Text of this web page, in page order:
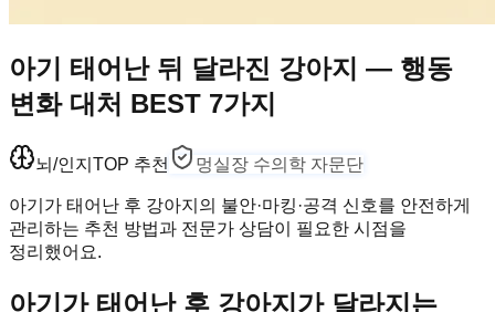
아기 태어난 뒤 달라진 강아지 — 행동
변화 대처 BEST 7가지
뇌/인지 TOP 추천 멍실장 수의학 자문단
아기가 태어난 후 강아지의 불안·마킹·공격 신호를 안전하게
관리하는 추천 방법과 전문가 상담이 필요한 시점을
정리했어요.
아기가 태어난 후 강아지가 달라지는